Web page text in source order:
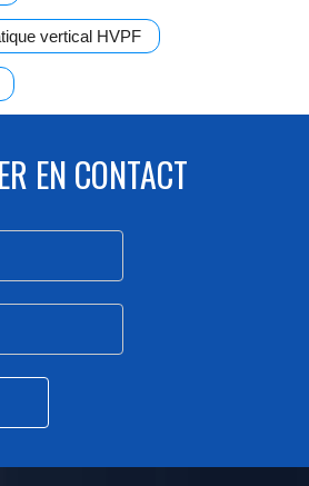
vertical HVPF
EN CONTACT